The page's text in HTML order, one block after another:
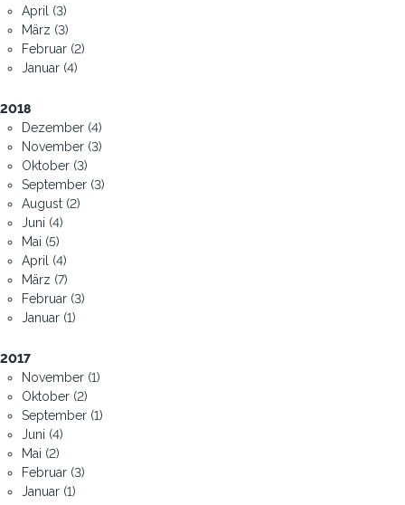
April (3)
März (3)
Februar (2)
Januar (4)
2018
Dezember (4)
November (3)
Oktober (3)
September (3)
August (2)
Juni (4)
Mai (5)
April (4)
März (7)
Februar (3)
Januar (1)
2017
November (1)
Oktober (2)
September (1)
Juni (4)
Mai (2)
Februar (3)
Januar (1)